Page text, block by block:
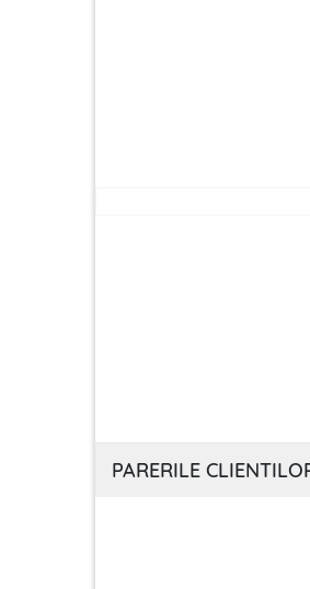
PARERILE